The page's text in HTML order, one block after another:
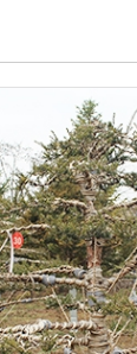
来的古老孑遗树种
球历史的记忆。每